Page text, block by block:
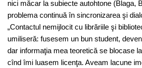
nici măcar la subiecte autohtone (Blaga,
problema continuă în sincronizarea şi
„Contactul nemijlocit cu librăriile şi
umiliseră: fusesem un bun student,
dar informaţia mea teoretică se blocase
cînd îmi luasem licenţa. Aveam lacune